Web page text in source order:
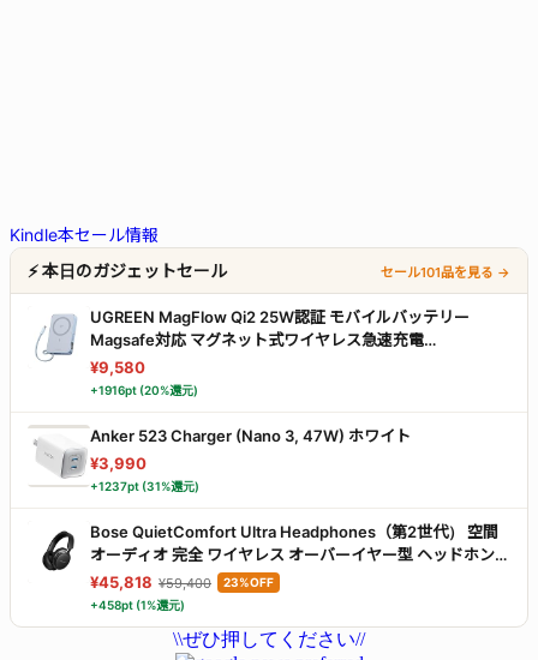
Kindle本セール情報
⚡ 本日のガジェットセール
セール101品を見る →
UGREEN MagFlow Qi2 25W認証 モバイルバッテリー
Magsafe対応 マグネット式ワイヤレス急速充電
10000mAh 水色
¥9,580
+1916pt (20%還元)
Anker 523 Charger (Nano 3, 47W) ホワイト
¥3,990
+1237pt (31%還元)
Bose QuietComfort Ultra Headphones（第2世代） 空間
オーディオ 完全 ワイヤレス オーバーイヤー型 ヘッドホン
ノイズキャンセリング Bluetooth接続 マイク搭載 最大30時
間再生 急速充電 ブラック
¥45,818 ¥59,400
23%OFF
+458pt (1%還元)
\\ぜひ押してください//